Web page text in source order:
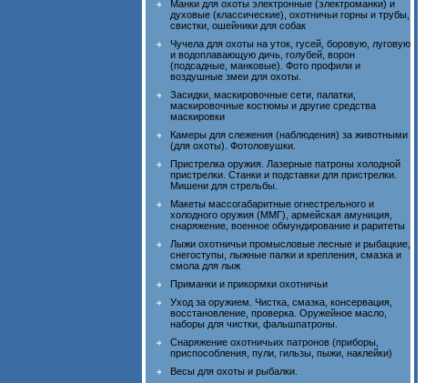
Манки для охоты электронные (электроманки) и
духовые (классические), охотничьи горны и трубы,
свистки, ошейники для собак
Чучела для охоты на уток, гусей, боровую, луговую
и водоплавающую дичь, голубей, ворон
(подсадные, манковые). Фото профили и
воздушные змеи для охоты.
Засидки, маскировочные сети, палатки,
маскировочные костюмы и другие средства
маскировки
Камеры для слежения (наблюдения) за животными
(для охоты). Фотоловушки.
Пристрелка оружия. Лазерные патроны холодной
пристрелки. Станки и подставки для пристрелки.
Мишени для стрельбы.
Макеты массогабаритные огнестрельного и
холодного оружия (ММГ), армейская амуниция,
снаряжение, военное обмундирование и раритеты
Лыжи охотничьи промысловые лесные и рыбацкие,
снегоступы, лыжные палки и крепления, смазка и
смола для лыж
Приманки и прикормки охотничьи
Уход за оружием. Чистка, смазка, консервация,
восстановление, проверка. Оружейное масло,
наборы для чистки, фальшпатроны.
Снаряжение охотничьих патронов (приборы,
приспособления, пули, гильзы, пыжи, наклейки)
Весы для охоты и рыбалки.